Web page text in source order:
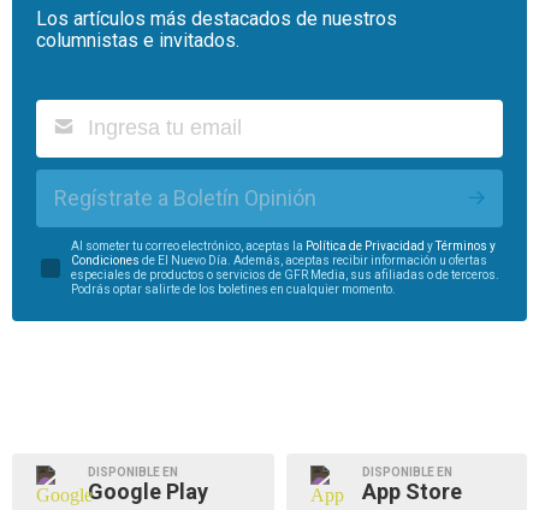
Los artículos más destacados de nuestros
columnistas e invitados.
Regístrate a Boletín Opinión
Al someter tu correo electrónico, aceptas la Política de Privacidad yTérminos y
Condiciones de El Nuevo Día. Además, aceptas recibir información u ofertas
especiales de productos o servicios de GFR Media, sus afiliadas o de terceros.
Podrás optar salirte de los boletines en cualquier momento.
DISPONIBLE EN
Google Play
DISPONIBLE EN
App Store